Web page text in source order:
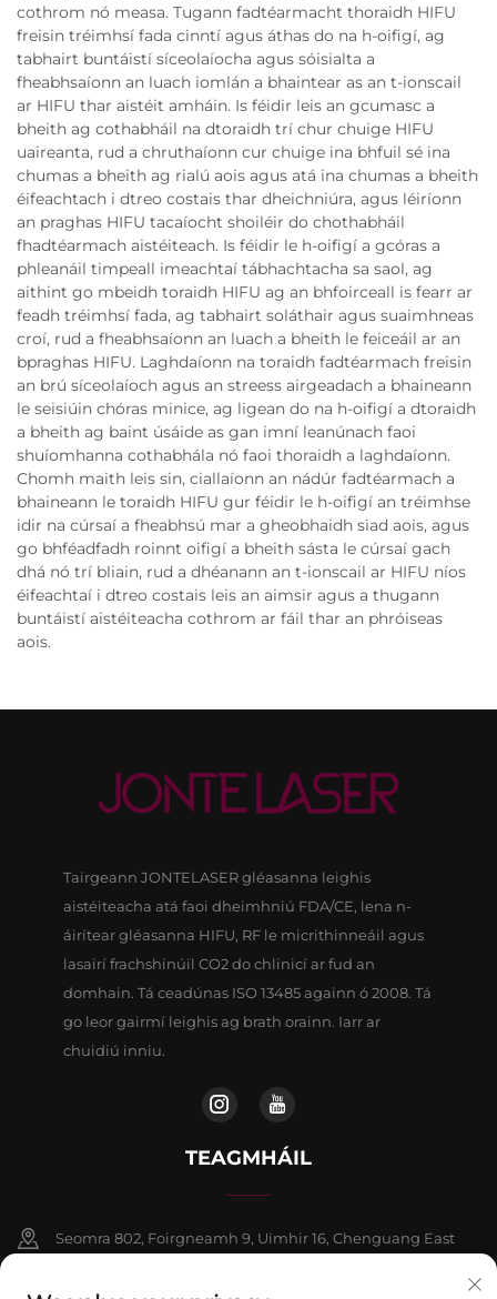
cothrom nó measa. Tugann fadtéarmacht thoraidh HIFU
freisin tréimhsí fada cinntí agus áthas do na h-oifigí, ag
tabhairt buntáistí síceolaíocha agus sóisialta a
fheabhsaíonn an luach iomlán a bhaintear as an t-ionscail
ar HIFU thar aistéit amháin. Is féidir leis an gcumasc a
bheith ag cothabháil na dtoraidh trí chur chuige HIFU
uaireanta, rud a chruthaíonn cur chuige ina bhfuil sé ina
chumas a bheith ag rialú aois agus atá ina chumas a bheith
éifeachtach i dtreo costais thar dheichniúra, agus léiríonn
an praghas HIFU tacaíocht shoiléir do chothabháil
fhadtéarmach aistéiteach. Is féidir le h-oifigí a gcóras a
phleanáil timpeall imeachtaí tábhachtacha sa saol, ag
aithint go mbeidh toraidh HIFU ag an bhfoirceall is fearr ar
feadh tréimhsí fada, ag tabhairt soláthair agus suaimhneas
croí, rud a fheabhsaíonn an luach a bheith le feiceáil ar an
bpraghas HIFU. Laghdaíonn na toraidh fadtéarmach freisin
an brú síceolaíoch agus an streess airgeadach a bhaineann
le seisiúin chóras minice, ag ligean do na h-oifigí a dtoraidh
a bheith ag baint úsáide as gan imní leanúnach faoi
shuíomhanna cothabhála nó faoi thoraidh a laghdaíonn.
Chomh maith leis sin, ciallaíonn an nádúr fadtéarmach a
bhaineann le toraidh HIFU gur féidir le h-oifigí an tréimhse
idir na cúrsaí a fheabhsú mar a gheobhaidh siad aois, agus
go bhféadfadh roinnt oifigí a bheith sásta le cúrsaí gach
dhá nó trí bliain, rud a dhéanann an t-ionscail ar HIFU níos
éifeachtaí i dtreo costais leis an aimsir agus a thugann
buntáistí aistéiteacha cothrom ar fáil thar an phróiseas
aois.
Tairgeann JONTELASER gléasanna leighis
aistéiteacha atá faoi dheimhniú FDA/CE, lena n-
áirítear gléasanna HIFU, RF le micrithinneáil agus
lasairí frachshinúil CO2 do chlinicí ar fud an
domhain. Tá ceadúnas ISO 13485 againn ó 2008. Tá
go leor gairmí leighis ag brath orainn. Iarr ar
chuidiú inniu.
TEAGMHÁIL
Seomra 802, Foirgneamh 9, Uimhir 16, Chenguang East